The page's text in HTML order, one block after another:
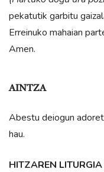
pekatutik garbitu
Erreinuko mahaian
Amen.
AINTZA
Abestu deiogun
hau.
HITZAREN LITURGIA